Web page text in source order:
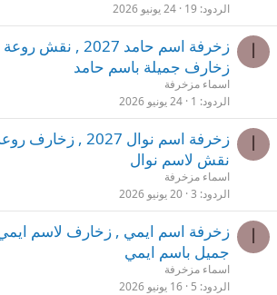
الردود 19 24 يونيو 2026
ا
زخرفة اسم حامد 2027
زخارف جميلة باسم حامد
اسماء مزخرفة
الردود 1 24 يونيو 2026
ا
زخرفة اسم نوال 2027
نقش لاسم نوال
اسماء مزخرفة
الردود 3 20 يونيو 2026
ا
جميل باسم ايمي
اسماء مزخرفة
الردود 5 16 يونيو 2026